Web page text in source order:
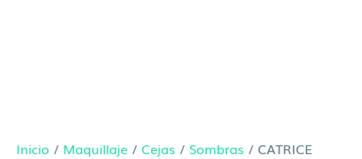
Inicio / Maquillaje / Cejas / Sombras / CATRICE